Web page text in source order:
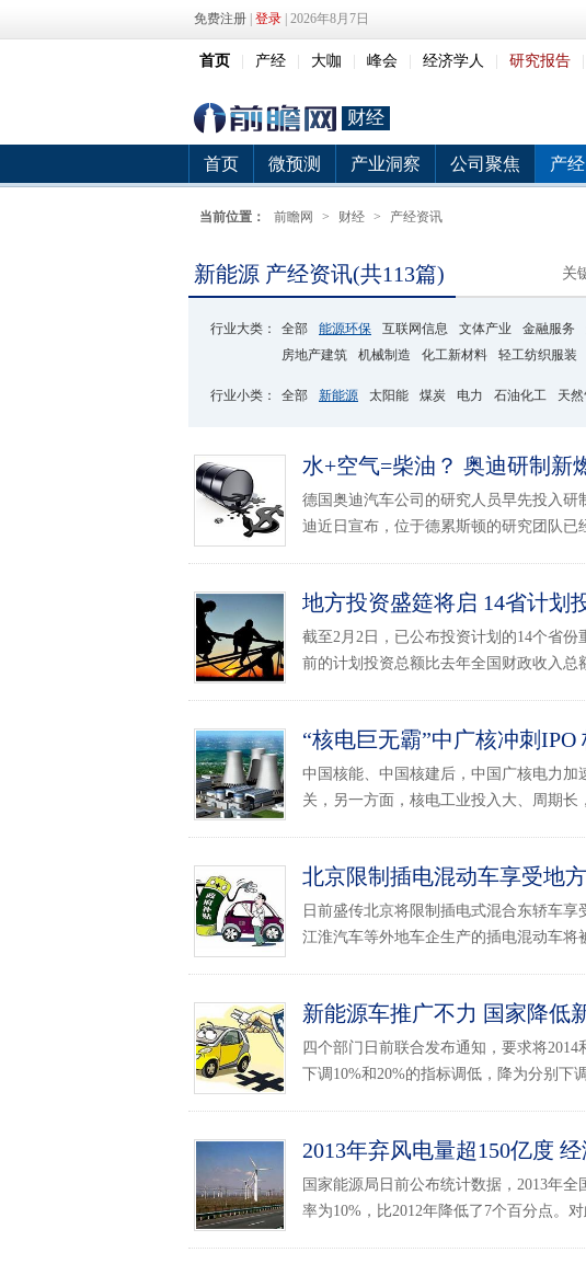
免费注册 登录 | 2026年8月7日
首页 产经 大咖 峰会 经济学人 研究报告
财经
首页 微预测 产业洞察 公司聚焦 产
当前位置： 前瞻网 > 财经 > 产经资讯
新能源 产经资讯(共113篇) 关
行业大类： 全部 能源环保 互联网信息 文体产业 金融服务
房地产建筑
机械制造 化工新材料 轻工纺织服装
行业小类： 全部 新能源 太阳能 煤炭 电力 石油化工 天
水+空气=柴油？ 奥迪研制新
德国奥迪汽车公司的研究人员早先投入
迪近日宣布，位于德累斯顿的研究团队已
地方投资盛筵将启 14省计划
截至2月2日，已公布投资计划的14个省
前的计划投资总额比去年全国财政收入总
“核电巨无霸”中广核冲刺IPO
中国核能、中国核建后，中国广核电力
关，另一方面，核电工业投入大、周期长
北京限制插电混动车享受地
日前盛传北京将限制插电式混合东轿车享
江淮汽车等外地车企生产的插电混动车将
新能源车推广不力 国家降低
四个部门日前联合发布通知，要求将
下调10%和20%的指标调低，降为分别下
2013年弃风电量超150亿度
国家能源局日前公布统计数据，2013年
率为10%，比2012年降低了7个百分点。